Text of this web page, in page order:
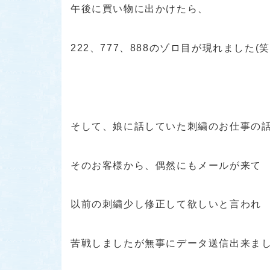
午後に買い物に出かけたら、
222、777、888のゾロ目が現れました(
そして、娘に話していた刺繍のお仕事の
そのお客様から、偶然にもメールが来て
以前の刺繍少し修正して欲しいと言われ
苦戦しましたが無事にデータ送信出来まし